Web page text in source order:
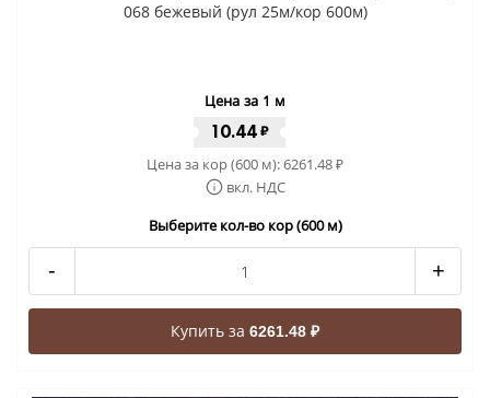
068 бежевый (рул 25м/кор 600м)
Цена за 1 м
10.44₽
Цена за кор (600 м):6261.48₽
вкл. НДС
Выберите кол-во кор (600 м)
- +
Купить за 6261.48 ₽